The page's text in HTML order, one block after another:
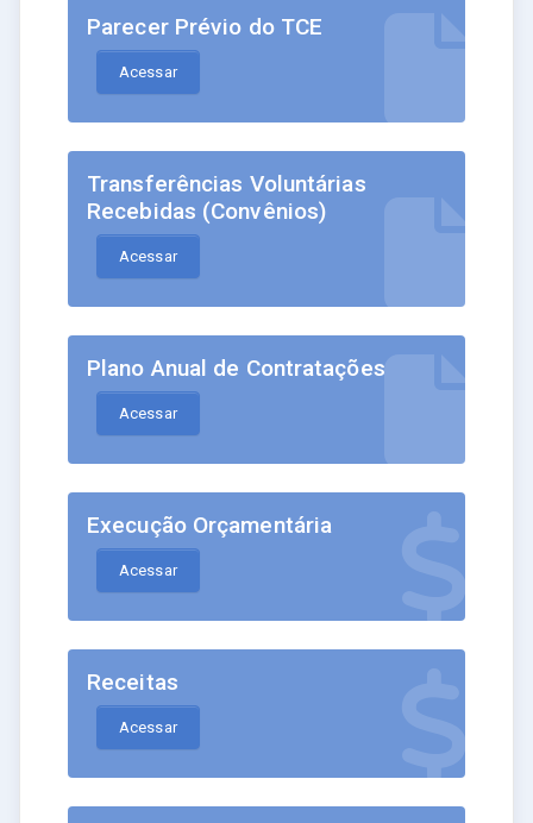
Parecer Prévio do TCE
Acessar
Transferências Voluntárias
Recebidas (Convênios)
Acessar
Plano Anual de Contratações
Acessar
Execução Orçamentária
Acessar
Receitas
Acessar